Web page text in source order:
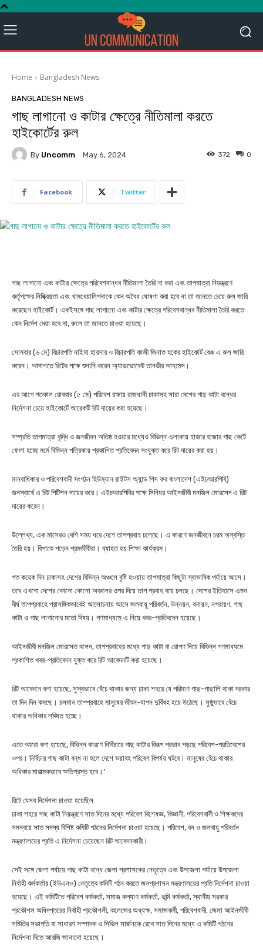
Home Bangladesh News
BANGLADESH NEWS
গাছ লাগানো ও কাটার ক্ষেত্রে নীতিমালা করতে
হাইকোর্টের রুল
By Uncomm May 6, 2024 0
372
Facebook Twitter
গাছ লাগানো এবং কাটার ক্ষেত্রে পরিবেশবান্ধব নীতিমালা তৈরি না করা এবং তাপমাত্রা নিয়ন্ত্রণে
কর্তৃপক্ষের নিষ্ক্রিয়তা এবং খামখেয়ালিপনাকে কেন অবৈধ ঘোষণা করা হবে না তা জানতে চেয়ে রুল জারি
করেছেন হাইকোর্ট। একইসঙ্গে গাছ লাগানো এবং কাটার ক্ষেত্রে পরিবেশবান্ধব নীতিমালা তৈরি করতে
কেন নির্দেশ দেয়া হবে না, রুলে তা জানতে চাওয়া হয়েছে।
সোমবার (৬ মে) বিচারপতি নাইমা হায়দার ও বিচারপতি কাজী জিনাত হকের হাইকোর্ট বেঞ্চ এ রুল জারি
করেন। আদালতে রিটের পক্ষে শুনানি করেন অ্যাডভোকেট তানভীর আহমেদ।
এর আগে গতকাল রোববার (৫ মে) পরিবেশ রক্ষায় রাজধানী ঢাকাসহ সারা দেশের গাছ কাটা বন্ধের
নির্দেশনা চেয়ে হাইকোর্টে আরেকটি রিট দায়ের করা হয়েছে।
সম্প্রতি তাপমাত্রা বৃদ্ধি ও জনজীবন অতিষ্ঠ হওয়ার মধ্যেও বিভিন্ন এলাকায় হাজার হাজার গাছ কেটে
ফেলা হচ্ছে মর্মে বিভিন্ন পত্রিকায় প্রকাশিত প্রতিবেদন সংযুক্ত করে রিট দায়ের করা হয়।
মানবাধিকার ও পরিবেশবাদী সংগঠন হিউম্যান রাইটস অ্যান্ড পিস ফর বাংলাদেশ (এইচআরপিবি)
জনস্বার্থে এ রিট পিটিশন দায়ের করে। এইচআরপিবির পক্ষে সিনিয়র আইনজীবী মনজিল মোরসেদ এ রিট
দায়ের করেন।
উল্লেখ্য, এক মাসেরও বেশি সময় ধরে দেশে তাপপ্রবাহ চলেছে। এ কারণে জনজীবনে চরম অস্বস্তি
তৈরি হয়। বিপাকে পড়েন শ্রমজীবীরা। ব্যাহত হয় শিক্ষা কার্যক্রম।
গত কয়েক দিন ঢাকাসহ দেশের বিভিন্ন অঞ্চলে বৃষ্টি হওয়ায় তাপমাত্রা কিছুটা স্বাভাবিক পর্যায়ে আসে।
তবে এখনো দেশের কোনো কোনো অঞ্চলের ওপর দিয়ে তাপ প্রবাহ বয়ে চলছে। দেশের ইতিহাসে এমন
দীর্ঘ তাপপ্রবাহে প্রাসঙ্গিকভাবেই আলোচনায় আসে জলবায়ু পরিবর্তন, উন্নয়ন, বনায়ন, নগরায়ণ, গাছ
কাটা ও গাছ লাগানোর মতো বিষয়। গণমাধ্যমে এ নিয়ে খবর-প্রতিবদেন হয়েছে।
আইনজীবী মনজিল মোরসেত বলেন, তাপপ্রবাহের মধ্যে গাছ কাটা বা রোপণ নিয়ে বিভিন্ন গণমাধ্যমে
প্রকাশিত খবর-প্রতিবেদন যুক্ত করে রিট আবেদনটি করা হয়েছে।
রিট আবেদনে বলা হয়েছে, সুস্থভাবে বেঁচে থাকার জন্য ঢাকা শহরে যে পরিমাণ গাছ-গাছালি থাকা দরকার
তা দিন দিন কমছে। চলমান তাপপ্রবাহে মানুষের জীবন-যাপন দুর্বিষহ হয়ে উঠেছে। সুষ্ঠুভাবে বেঁচে
থাকার অধিকার লঙ্ঘিত হচ্ছে।
এতে আরো বলা হয়েছে, বিভিন্ন কারণে নির্বিচারে গাছ কাটার বিরূপ প্রভাব পড়ছে পরিবেশ-প্রতিবেশের
ওপর। নির্বিচার গাছ কাটা বন্ধ না হলে দেশে ভয়াবহ পরিবেশ বিপর্যয় ঘটবে। মানুষের বেঁচে থাকার
অধিকার মারাত্মকভাবে ক্ষতিগ্রস্ত হবে।’
রিটে যেসব নির্দেশনা চাওয়া হয়েছিল
ঢাকা শহরে গাছ কাটা নিয়ন্ত্রণে সাত দিনের মধ্যে পরিবেশ বিশেষজ্ঞ, বিজ্ঞানী, পরিবেশবাদী ও শিক্ষকদের
সমন্বয়ে সাত সদস্য বিশিষ্ট কমিটি গঠনের নির্দেশনা চাওয়া হয়েছে। পরিবেশ, বন ও জলবায়ু পরিবর্তন
মন্ত্রণালয়ের প্রতি এ নির্দেশনা চেয়েছেন রিট আবেদনকারী।
সেই সঙ্গে জেলা পর্যায়ে গাছ কাটা বন্ধে জেলা প্রশাসকের নেতৃত্বে এবং উপজেলা পর্যায়ে উপজেলা
নির্বাহী কর্মকর্তার (ইউএনও) নেতৃত্বে কমিটি গঠন করতে জনপ্রশাসন মন্ত্রণালয়ের প্রতি নির্দেশনা চাওয়া
হয়েছে। এই কমিটিতে পরিবেশ কর্মকর্তা, সমাজ কল্যাণ কর্মকর্তা, ভূমি কর্মকর্তা, স্থানীয় সরকার
প্রকৌশল অধিদপ্তরের নির্বাহী প্রকৌশলী, কলেজের অধ্যক্ষ, সমাজকর্মী, পরিবেশবাদী, জেলা আইনজীবী
সমিতির সভাপতি বা সাধারণ সম্পাদক ও সিভিল সার্জনকে রেখে সাত দিনের মধ্যে এ কমিটি গঠনের
নির্দেশনা দিতে আরজি জানানো হয়েছে।